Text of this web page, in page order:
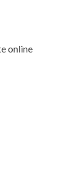
online